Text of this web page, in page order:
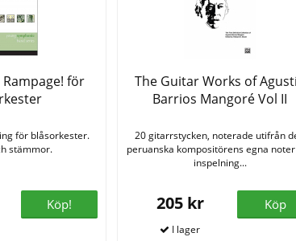
för
för blåsorkester.
stämmor.
Köp!
The Guitar Works of
Barrios Mangoré Vol II
20 gitarrstycken, noterade utifrån
peruanska kompositörens egna
inspelning...
205 kr Köp